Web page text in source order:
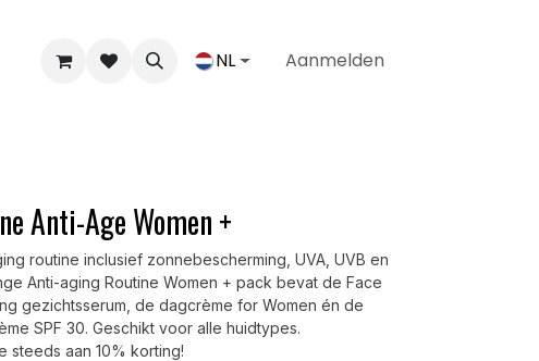
NL Aanmelden
Anti-Age Women +
routine inclusief zonnebescherming, UVA, UVB en
Anti-aging Routine Women + pack bevat de Face
gezichtsserum, de dagcrème for Women én de
SPF 30. Geschikt voor alle huidtypes.
steeds aan 10% korting!